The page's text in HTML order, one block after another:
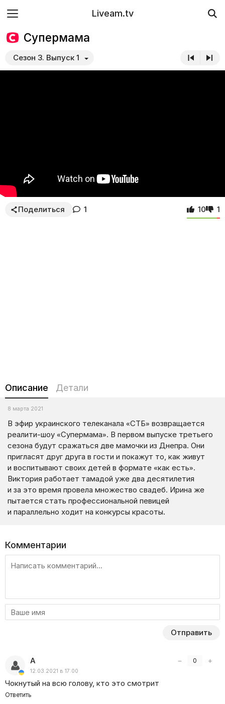
Liveam.tv
Супермама
Сезон 3. Выпуск 1
Поделиться 1 10 1
Описание Детали
8 марта 2021
В эфир украинского телеканала «СТБ» возвращается
реалити-шоу «Супермама». В первом выпуске третьего
сезона будут сражаться две мамочки из Днепра. Они
пригласят друг друга в гости и покажут то, как живут
и воспитывают своих детей в формате «как есть».
Виктория работает тамадой уже два десятилетия
и за это время провела множество свадеб. Ирина же
пытается стать профессиональной певицей
и параллельно ходит на конкурсы красоты.
Комментарии
Отправить
− 0 +
А
12.03.2021 в 17:00
Чокнутый на всю голову, кто это смотрит
Ответить